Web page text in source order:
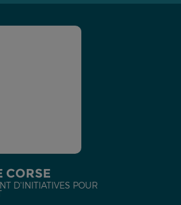
CORSE
D'INITIATIVES POUR